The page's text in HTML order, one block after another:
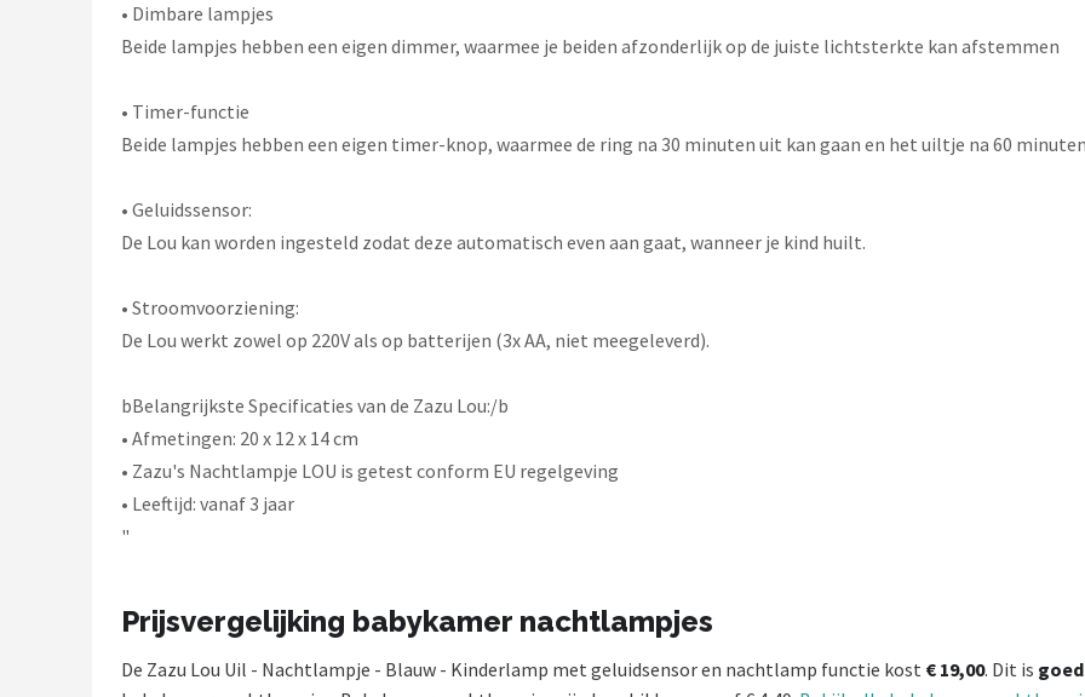
• Dimbare lampjes
Beide lampjes hebben een eigen dimmer, waarmee je beiden afzonderlijk op de juiste lichtsterkte kan afstemmen
• Timer-functie
Beide lampjes hebben een eigen timer-knop, waarmee de ring na 30 minuten uit kan gaan en het uiltje na 60
• Geluidssensor:
De Lou kan worden ingesteld zodat deze automatisch even aan gaat, wanneer je kind huilt.
• Stroomvoorziening:
De Lou werkt zowel op 220V als op batterijen (3x AA, niet meegeleverd).
bBelangrijkste Specificaties van de Zazu Lou:/b
• Afmetingen: 20 x 12 x 14 cm
• Zazu's Nachtlampje LOU is getest conform EU regelgeving
• Leeftijd: vanaf 3 jaar
"
Prijsvergelijking babykamer nachtlampjes
De Zazu Lou Uil - Nachtlampje - Blauw - Kinderlamp met geluidsensor en nachtlamp functie kost € 19,00. Dit is